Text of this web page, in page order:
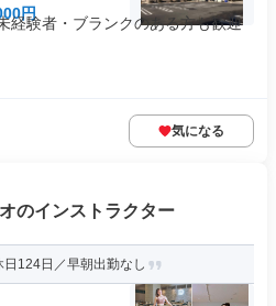
円
経験者・ブランクのある方も歓迎
気になる
のインストラクター
124日／早朝出勤なし